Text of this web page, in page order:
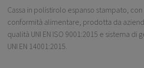
Cassa in polistirolo espanso stampato,
conformità alimentare, prodotta da
qualità UNI EN ISO 9001:2015 e sistema di
UNI EN 14001:2015.